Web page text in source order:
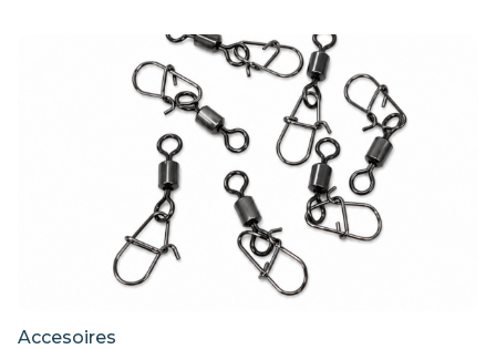
Accesoires